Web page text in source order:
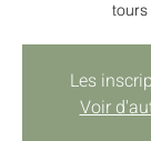
tours
Les
Voir